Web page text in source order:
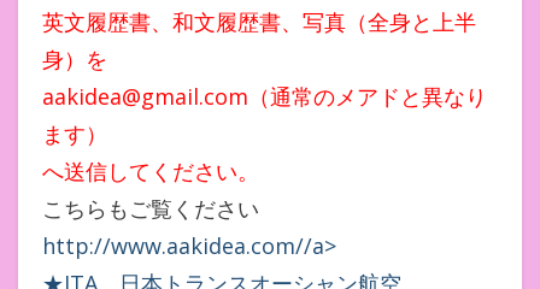
英文履歴書、和文履歴書、写真（全身と上半
身）を
aakidea@gmail.com（通常のメアドと異なり
ます）
へ送信してください。
こちらもご覧ください
http://www.aakidea.com//a>
★JTA 日本トランスオーシャン航空